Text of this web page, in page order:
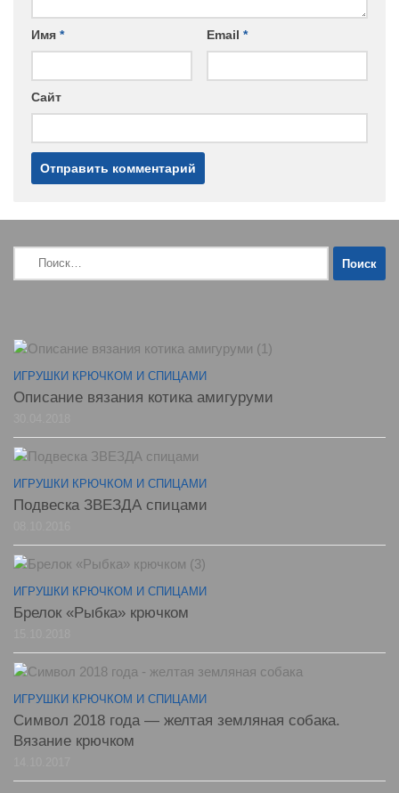
Имя * Email *
Сайт
Найти:
ИГРУШКИ КРЮЧКОМ И СПИЦАМИ
Описание вязания котика амигуруми
ИГРУШКИ КРЮЧКОМ И СПИЦАМИ
Подвеска ЗВЕЗДА спицами
ИГРУШКИ КРЮЧКОМ И СПИЦАМИ
Брелок «Рыбка» крючком
ИГРУШКИ КРЮЧКОМ И СПИЦАМИ
Символ 2018 года — желтая земляная собака.
Вязание крючком